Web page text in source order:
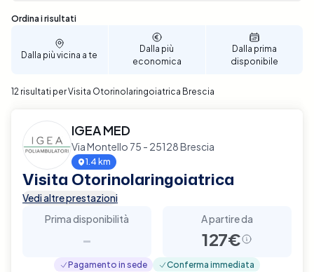
Sono stati trovati 12 risultati
Ordina i risultati
Dalla più vicina a te
Dalla più
economica
Dalla prima
disponibile
12 risultati per Visita Otorinolaringoiatrica Brescia
IGEA MED
Via Montello 75 - 25128 Brescia
1.4 km
Visita Otorinolaringoiatrica
Vedi altre prestazioni
Prima disponibilità
-
A partire da
127€
Pagamento in sede Conferma immediata